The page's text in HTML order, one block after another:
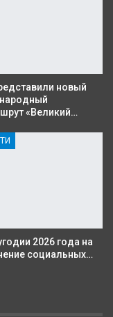
новый
«Великий…
2026 года на
социальных…